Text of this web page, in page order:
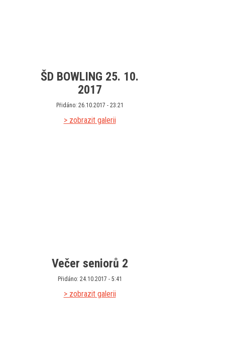
ŠD BOWLING 25. 10.
2017
Přidáno: 26.10.2017 - 23:21
> zobrazit galerii
Večer seniorů 2
Přidáno: 24.10.2017 - 5:41
> zobrazit galerii